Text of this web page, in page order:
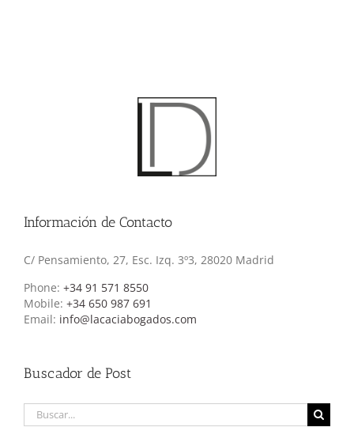
Información de Contacto
C/ Pensamiento, 27, Esc. Izq. 3º3, 28020 Madrid
Phone: +34 91 571 8550
Mobile: +34 650 987 691
Email: info@lacaciabogados.com
Buscador de Post
Buscar: